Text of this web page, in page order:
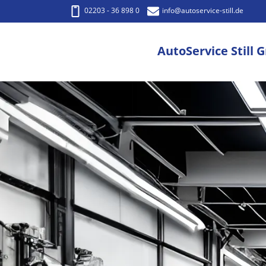
02203 - 36 898 0 info@autoservice-still.de
AutoService Still